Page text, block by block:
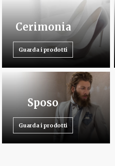
Cerimonia
Guarda i prodotti
Sposo
Guarda i prodotti